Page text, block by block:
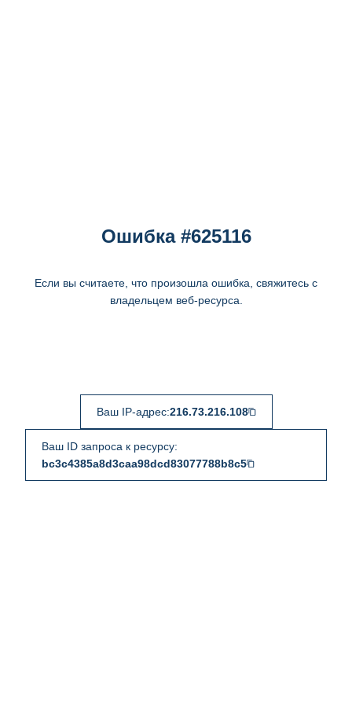
Ошибка #625116
Если вы считаете, что произошла ошибка, свяжитесь с
владельцем веб-ресурса.
Ваш IP-адрес:216.73.216.108
Ваш ID запроса к ресурсу:
bc3c4385a8d3caa98dcd83077788b8c5